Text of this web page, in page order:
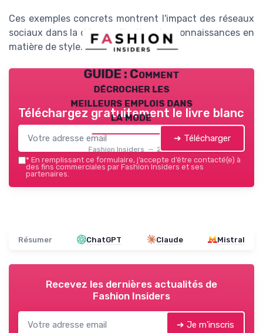
Ces exemples concrets montrent l'impact des réseaux
sociaux dans la démocratisation des connaissances en
matière de style.
GUIDE : Comment
décrocher les
meilleurs emplois dans
la mode
Fashion Insiders — 2026
Téléchargez gratuitement le livre blanc
➔ Télécharger
* En remplissant ce formulaire, j’accepte d’être contacté(e) à
des fins commerciales par Fashion Insiders et ses
partenaires.
Résumer ChatGPT Claude Mistral
Recevez les dernières actualités de
Fashion Insiders
➔ Je m'inscris